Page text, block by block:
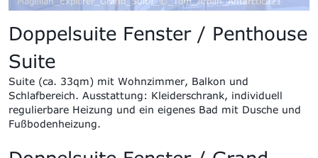
Doppelsuite Fenster / Penthouse
Suite
Suite (ca. 33qm) mit Wohnzimmer, Balkon und
Schlafbereich. Ausstattung: Kleiderschrank, individuell
regulierbare Heizung und ein eigenes Bad mit Dusche und
Fußbodenheizung.